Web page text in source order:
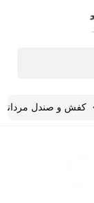
کفش و صندل مردانه